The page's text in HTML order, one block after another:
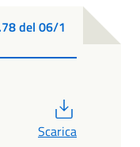
del 06/1
Scarica